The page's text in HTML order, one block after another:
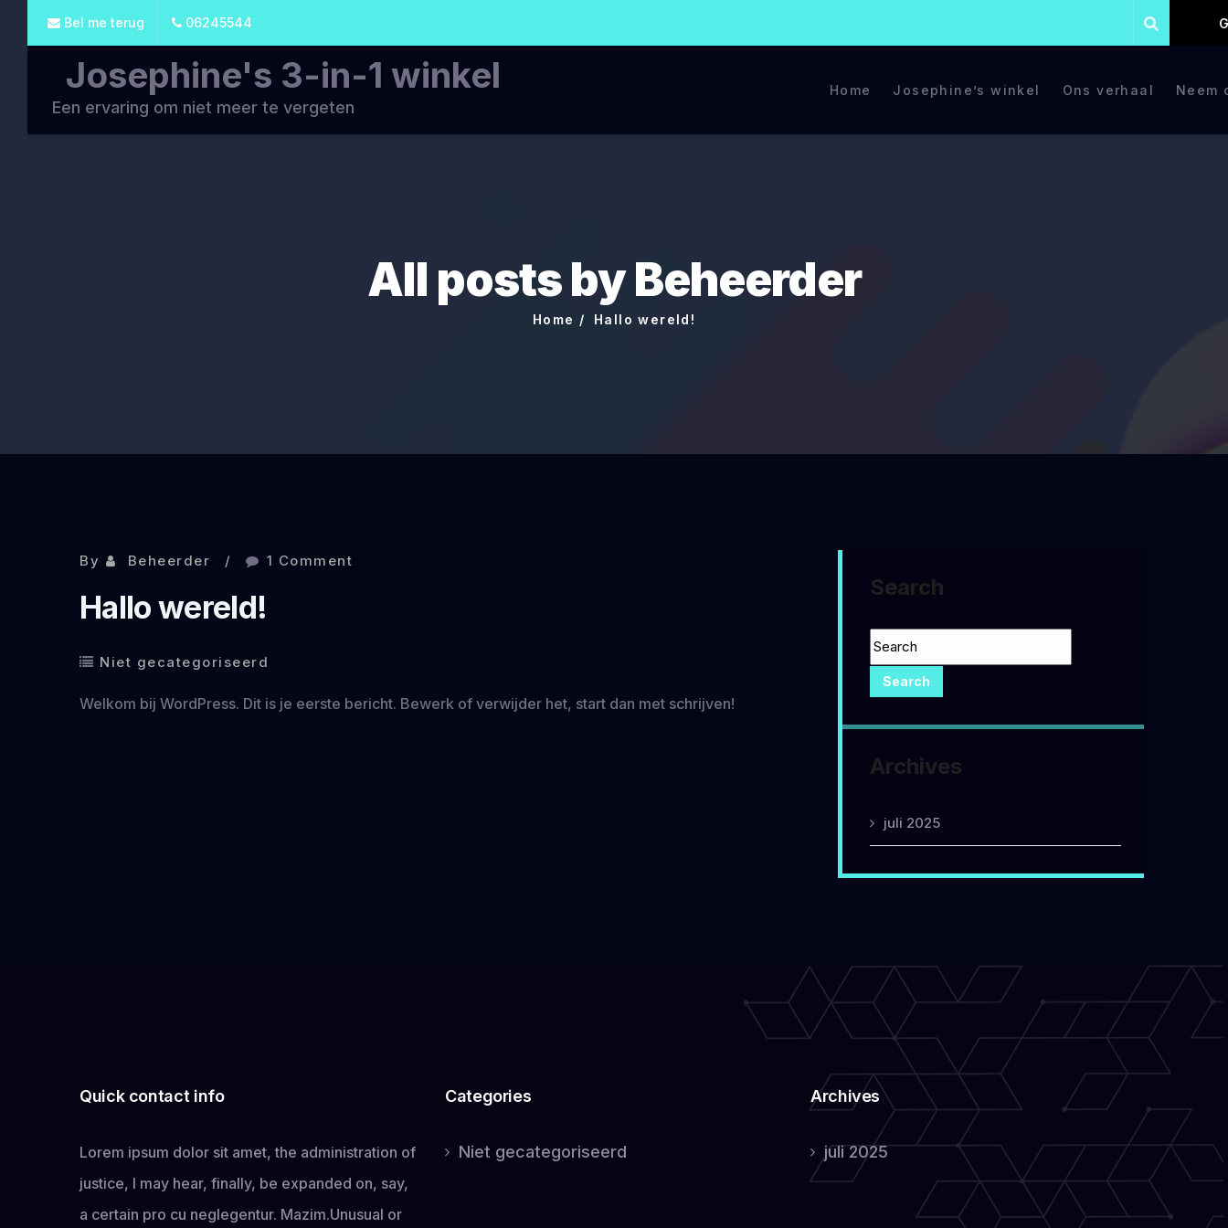
Bel me terug 06245544
Josephine's 3-in-1 winkel
Een ervaring om niet meer te vergeten
Home Josephine’s winkel Ons verhaal Neem
All posts by Beheerder
Home Hallo wereld!
By Beheerder 1 Comment
Hallo wereld!
Niet gecategoriseerd
Welkom bij WordPress. Dit is je eerste bericht. Bewerk of verwijder het, start dan met schrijven!
Search
Archives
juli 2025
Quick contact info
Lorem ipsum dolor sit amet, the administration of
justice, I may hear, finally, be expanded on, say,
a certain pro cu neglegentur. Mazim.Unusual or
Categories
Niet gecategoriseerd
Archives
juli 2025